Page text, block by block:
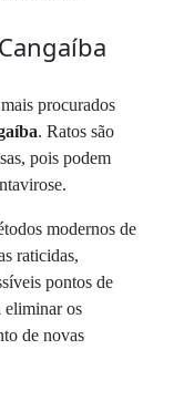
procurados
. Ratos são
pois podem
modernos de
raticidas,
pontos de
eliminar os
de novas